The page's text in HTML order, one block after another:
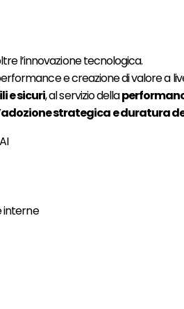
l’innovazione tecnologica.
e creazione di valore a
e sicuri, al servizio della
strategica e duratura
interne